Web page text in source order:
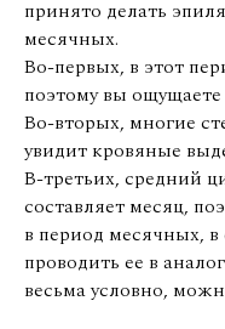
принято делать
месячных.
Во-первых, в этот
поэтому вы
Во-вторых, многие
увидит кровяные
В-третьих, средний
составляет месяц,
в период месячных,
проводить ее в
весьма условно,